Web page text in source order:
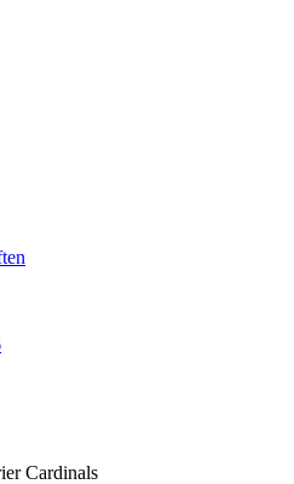
Cardinals